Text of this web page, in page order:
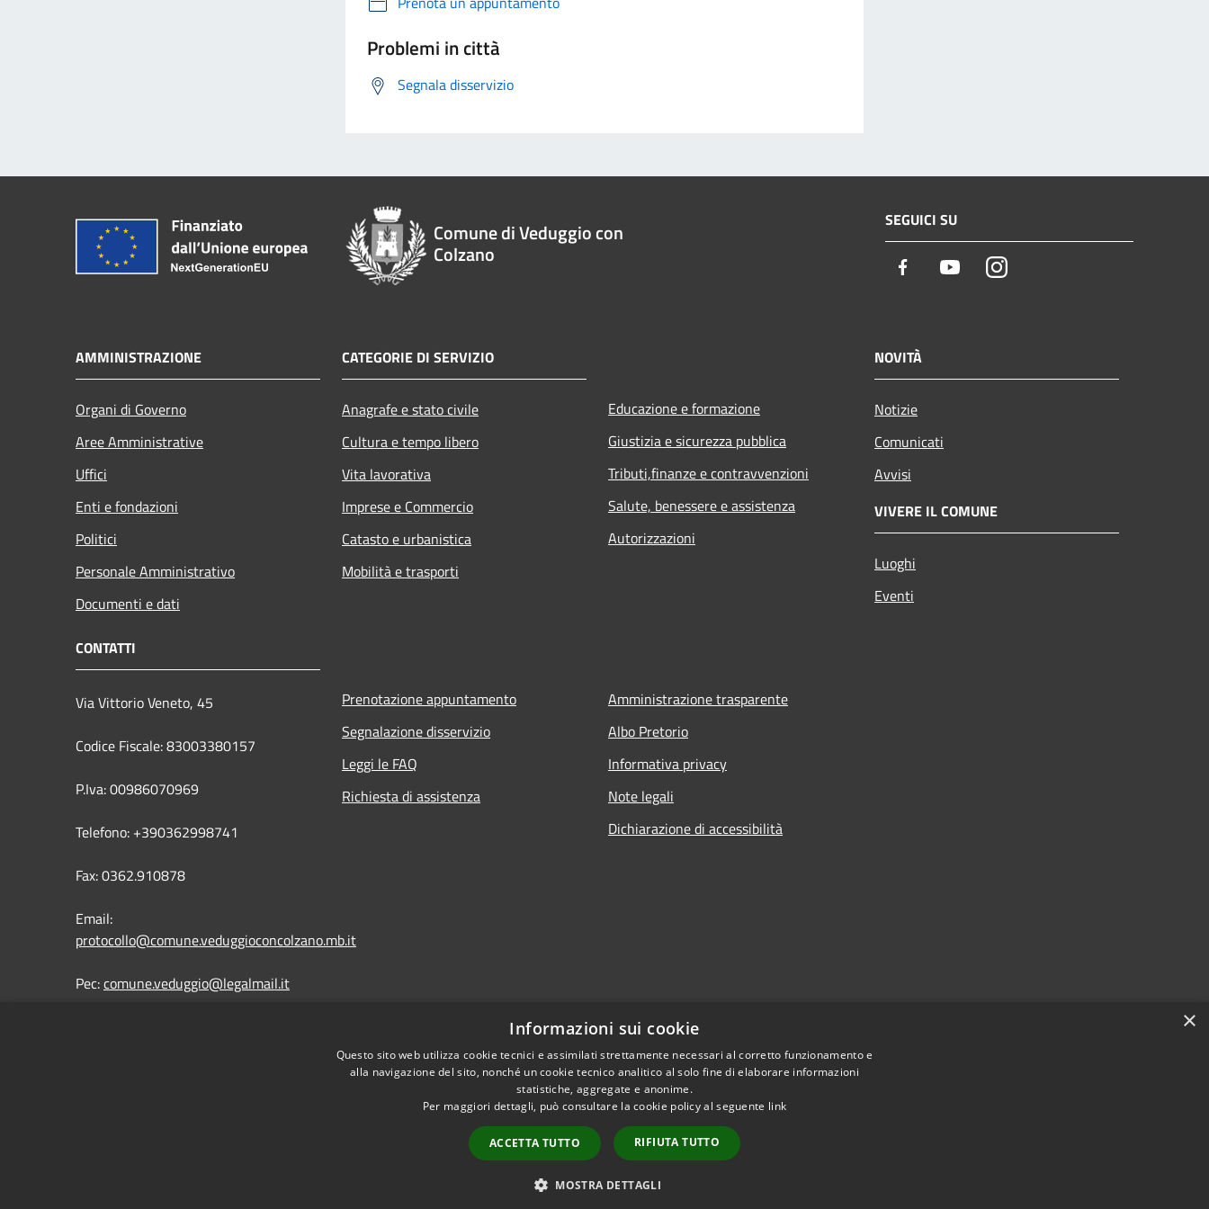
Problemi in città
Segnala disservizio
Comune di Veduggio con
Colzano
SEGUICI SU
Facebook YoutubeInstagram
AMMINISTRAZIONE
Organi di Governo
Aree Amministrative
Uffici
Enti e fondazioni
Politici
Personale Amministrativo
Documenti e dati
CATEGORIE DI SERVIZIO
Anagrafe e stato civile
Cultura e tempo libero
Vita lavorativa
Imprese e Commercio
Catasto e urbanistica
Mobilità e trasporti
Educazione e formazione
Giustizia e sicurezza pubblica
Tributi,finanze e contravvenzioni
Salute, benessere e assistenza
Autorizzazioni
NOVITÀ
Notizie
Comunicati
Avvisi
VIVERE IL COMUNE
Luoghi
Eventi
CONTATTI
Via Vittorio Veneto, 45
Codice Fiscale: 83003380157
P.Iva: 00986070969
Telefono: +390362998741
Fax: 0362.910878
Email:
protocollo@comune.veduggioconcolzano.mb.it
Pec:comune.veduggio@legalmail.it
Prenotazione appuntamento
Segnalazione disservizio
Leggi le FAQ
Richiesta di assistenza
Amministrazione trasparente
Albo Pretorio
Informativa privacy
Note legali
Dichiarazione di accessibilità
Copyright © 2026 • Comune di Veduggio con Colzano • Powered by
×
Informazioni sui cookie
Questo sito web utilizza cookie tecnici e assimilati strettamente necessari al corretto funzionamento e
alla navigazione del sito, nonché un cookie tecnico analitico al solo fine di elaborare informazioni
statistiche, aggregate e anonime.
Per maggiori dettagli, può consultare la cookie policy al seguente link
ACCETTA TUTTO RIFIUTA TUTTO
MOSTRA DETTAGLI